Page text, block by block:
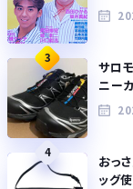
3
サロ
ニー
4
おっ
ッグ